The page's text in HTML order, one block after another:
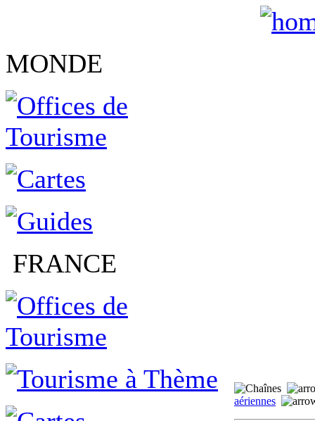
MONDE
FRANCE
aériennes